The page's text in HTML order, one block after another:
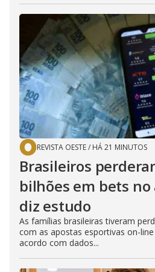
REVISTA OESTE/ HÁ 21 MINUTOS
Brasileiros
bilhões em bets no
diz estudo
As famílias brasileiras tiveram
com as apostas esportivas on-
acordo com dados...